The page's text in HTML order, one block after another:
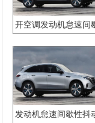
开空调发动机怠速间
发动机怠速间歇性抖